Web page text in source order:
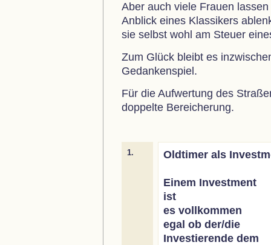
Aber auch viele Frauen
Anblick eines Klassikers
sie selbst wohl am Steuer
Zum Glück bleibt es
Gedankenspiel.
Für die Aufwertung des
doppelte Bereicherung.
1. Oldtimer als
Einem Investment
ist
es vollkommen
egal ob der/die
Investierende dem